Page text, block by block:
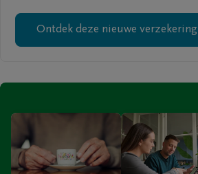
Ontdek deze nieuwe verzekering